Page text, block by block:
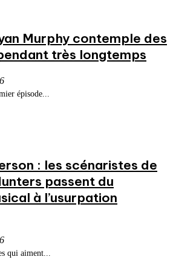
Murphy contemple des
très longtemps
épisode...
: les scénaristes de
passent du
à l’usurpation
qui aiment...